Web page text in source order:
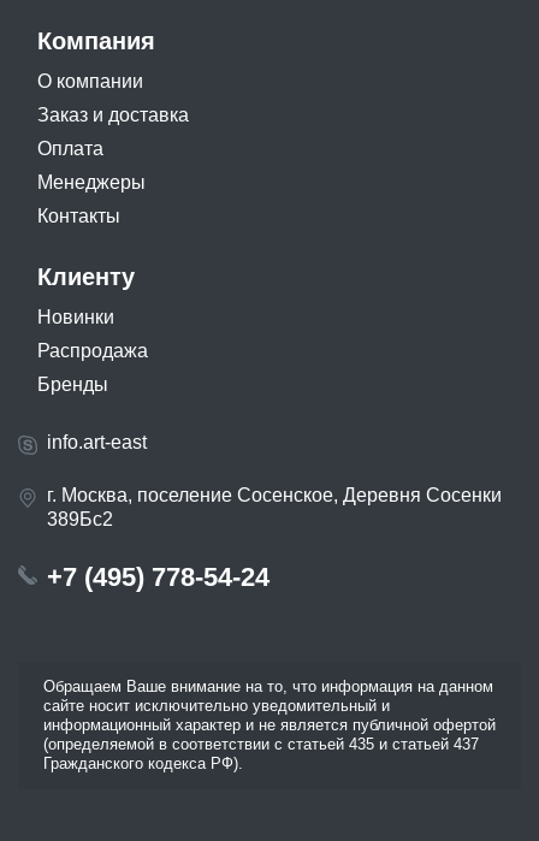
Компания
О компании
Заказ и доставка
Оплата
Менеджеры
Контакты
Клиенту
Новинки
Распродажа
Бренды
info.art-east
г. Москва, поселение Сосенское, Деревня Сосенки
389Бс2
+7 (495) 778-54-24
Обращаем Ваше внимание на то, что информация на данном
сайте носит исключительно уведомительный и
информационный характер и не является публичной офертой
(определяемой в соответствии с статьей 435 и статьей 437
Гражданского кодекса РФ).